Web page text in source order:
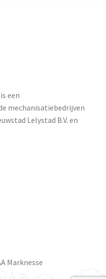
een
mechanisatiebedrijven
Lelystad B.V. en
Marknesse